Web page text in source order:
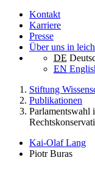
Kontakt
Karriere
Presse
Über uns in
DE
EN
Stiftung
Publikationen
Parlamentswahl
Kai-Olaf Lang
Piotr Buras